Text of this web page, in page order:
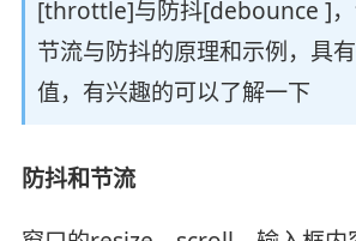
[throttle]与防抖[debounce ]，
节流与防抖的原理和示例，具
值，有兴趣的可以了解一下
防抖和节流